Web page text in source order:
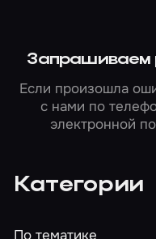
Запрашиваем
Если произошла
с нами по
электронной
Категории
По тематике